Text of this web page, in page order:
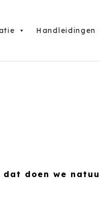
Handleidingen
dat doen we